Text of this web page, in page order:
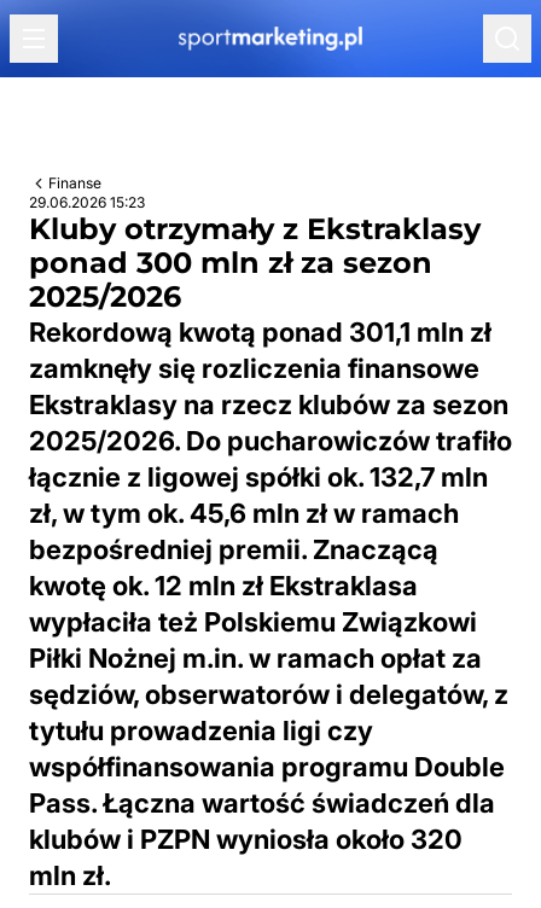
Przejdź do treści
Finanse
29.06.2026 15:23
Kluby otrzymały z Ekstraklasy
ponad 300 mln zł za sezon
2025/2026
Rekordową kwotą ponad 301,1 mln zł
zamknęły się rozliczenia finansowe
Ekstraklasy na rzecz klubów za sezon
2025/2026. Do pucharowiczów trafiło
łącznie z ligowej spółki ok. 132,7 mln
zł, w tym ok. 45,6 mln zł w ramach
bezpośredniej premii. Znaczącą
kwotę ok. 12 mln zł Ekstraklasa
wypłaciła też Polskiemu Związkowi
Piłki Nożnej m.in. w ramach opłat za
sędziów, obserwatorów i delegatów, z
tytułu prowadzenia ligi czy
współfinansowania programu Double
Pass. Łączna wartość świadczeń dla
klubów i PZPN wyniosła około 320
mln zł.